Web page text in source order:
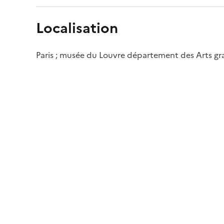
Localisation
Paris ; musée du Louvre département des Arts